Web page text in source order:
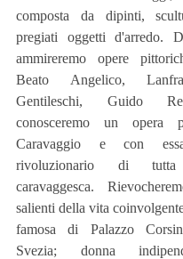
composta da dipinti,
pregiati oggetti d'arredo.
ammireremo opere
Beato Angelico,
Gentileschi, Guido
conosceremo un opera
Caravaggio e con
rivoluzionario di
caravaggesca.
salienti della vita
famosa di Palazzo
Svezia; donna